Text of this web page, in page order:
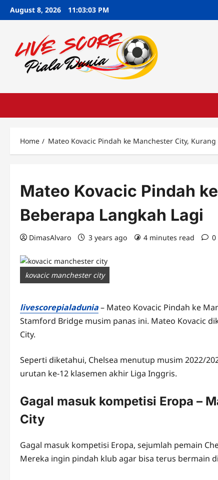
SkipAugust 8, 2026 11:03:04 PM
Home Mateo Kovacic Pindah ke Manchester City,
Mateo Kovacic Pindah
Beberapa Langkah Lagi
DimasAlvaro 3 years ago 4 minutes read 0
kovacic manchester city
livescorepialadunia– Mateo Kovacic Pindah ke
Stamford Bridge musim panas ini. Mateo Kovacic
City.
Seperti diketahui, Chelsea menutup musim 2022/
urutan ke-12 klasemen akhir Liga Inggris.
Gagal masuk kompetisi Eropa –
City
Gagal masuk kompetisi Eropa, sejumlah pemain
Mereka ingin pindah klub agar bisa terus bermain